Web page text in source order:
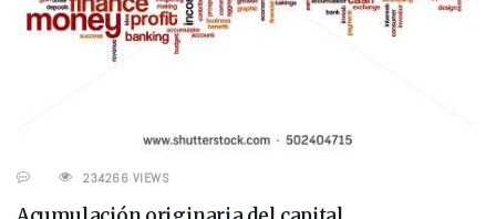
234266 VIEWS